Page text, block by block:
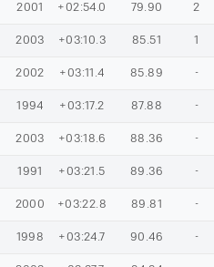
2001 +02:54.0 79.90 2
2003 +03:10.3 85.51 1
2002 +03:11.4 85.89 -
1994 +03:17.2 87.88 -
2003 +03:18.6 88.36 -
1991 +03:21.5 89.36 -
2000 +03:22.8 89.81 -
1998 +03:24.7 90.46 -